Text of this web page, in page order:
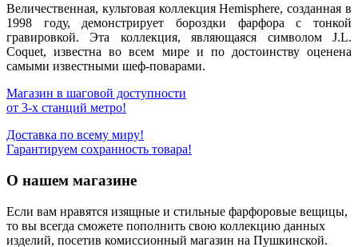
Величественная, культовая коллекция Hemisphere, созданная в
1998 году, демонстрирует бороздки фарфора с тонкой
гравировкой. Эта коллекция, являющаяся символом J.L.
Coquet, известна во всем мире и по достоинству оценена
самыми известными шеф-поварами.
Магазин в шаговой доступности
от 3-х станций метро!
Доставка по всему миру!
Гарантируем сохранность товара!
О нашем магазине
Если вам нравятся изящные и стильные фарфоровые вещицы,
то вы всегда сможете пополнить свою коллекцию данных
изделий, посетив комиссионный магазин на Пушкинской.